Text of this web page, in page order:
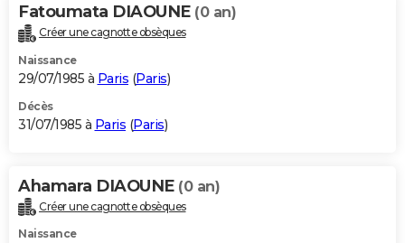
Fatoumata DIAOUNE (0 an)
Créer une cagnotte obsèques
Naissance
29/07/1985 à Paris (Paris)
Décès
31/07/1985 à Paris (Paris)
Ahamara DIAOUNE (0 an)
Créer une cagnotte obsèques
Naissance